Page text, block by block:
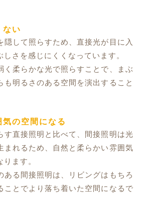
ない
隠して照らすため、直接光が目に入
しさを感じにくくなっています。
く柔らかな光で照らすことで、まぶ
も明るさのある空間を演出すること
気の空間になる
す直接照明と比べて、間接照明は光
まれるため、自然と柔らかい雰囲気
ます。
ある間接照明は、リビングはもちろ
ことでより落ち着いた空間になるで